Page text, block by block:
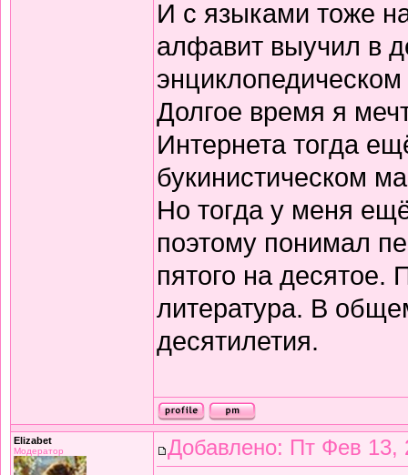
И с языками тоже
алфавит выучил в
Долгое время я
Интернета тогда
букинистическом
Но тогда у меня
поэтому понимал
пятого на десятое.
литература. В
десятилетия.
Elizabet
Модератор Добавлено: Пт Фев 13,